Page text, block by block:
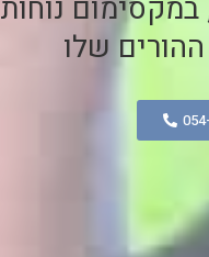
נוחות
שלו